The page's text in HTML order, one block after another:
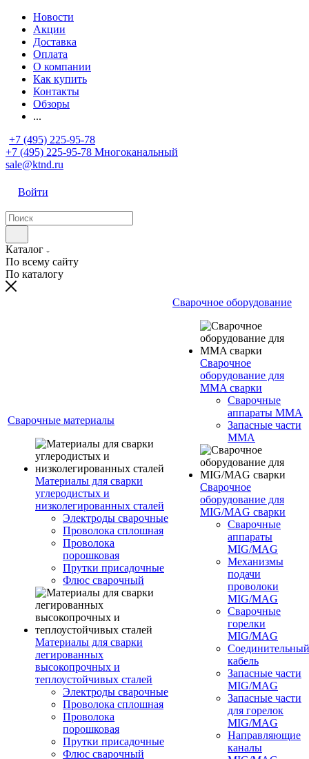
Новости
Акции
Доставка
Оплата
О компании
Как купить
Контакты
Обзоры
...
+7 (495) 225-95-78
+7 (495) 225-95-78 Многоканальный
sale@ktnd.ru
Войти
Каталог
По всему сайту
По каталогу
Сварочные материалы
Материалы для сварки
углеродистых и
низколегированных сталей
Электроды сварочные
Проволока сплошная
Проволока
порошковая
Прутки присадочные
Флюс сварочный
Материалы для сварки
легированных
высокопрочных и
теплоустойчивых сталей
Электроды сварочные
Проволока сплошная
Проволока
порошковая
Прутки присадочные
Флюс сварочный
Сварочное оборудование
Сварочное
оборудование для
MMA сварки
Сварочные
аппараты MMA
Запасные части
MMA
Сварочное
оборудование для
MIG/MAG сварки
Сварочные
аппараты
MIG/MAG
Механизмы
подачи
проволоки
MIG/MAG
Сварочные
горелки
MIG/MAG
Соединительный
кабель
Запасные части
MIG/MAG
Запасные части
для горелок
MIG/MAG
Направляющие
каналы